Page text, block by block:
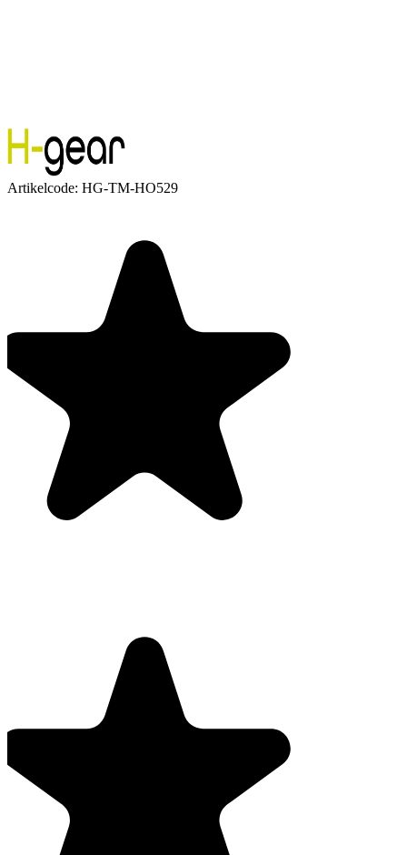
Artikelcode: HG-TM-HO529